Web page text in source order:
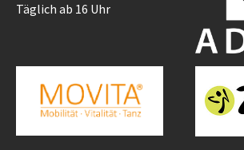
Täglich ab 16 Uhr